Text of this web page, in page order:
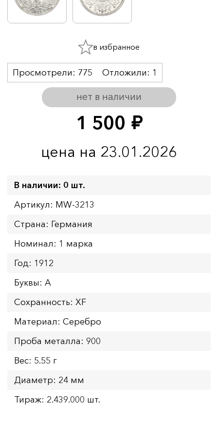
1 500 руб.
цена на 23.01.2026
нет в наличии
Просмотрели: 775 Отложили: 1
в избранное
В наличии: 0 шт.
Артикул: MW-3213
Страна: Германия
Номинал: 1 марка
Год: 1912
Буквы: А
Сохранность: XF
Материал: Серебро
Проба металла: 900
Вес: 5.55 г
Диаметр: 24 мм
Тираж: 2.439.000 шт.